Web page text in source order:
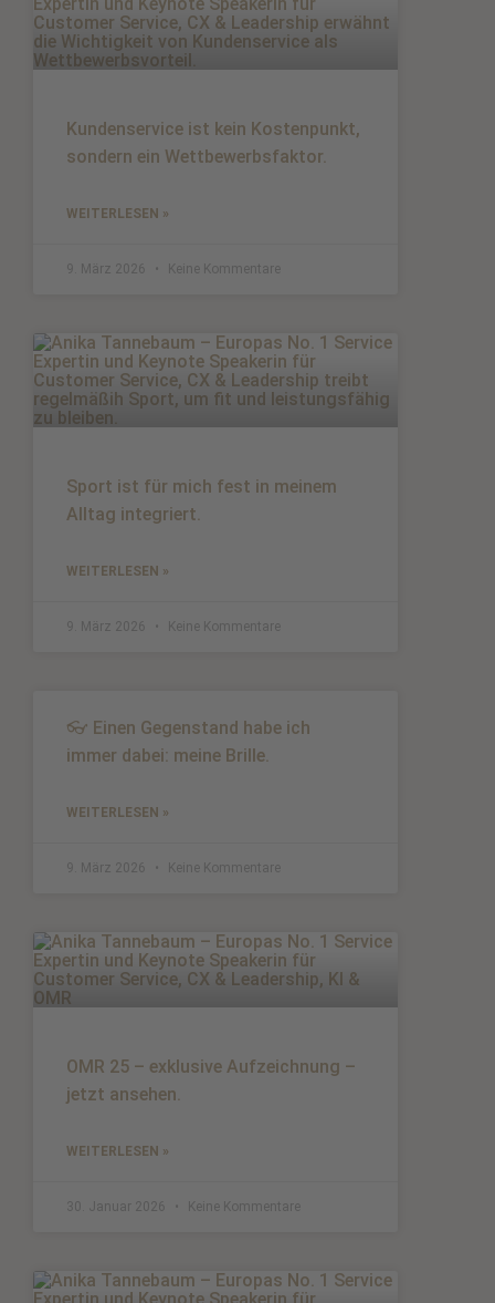
Kundenservice ist kein Kostenpunkt,
sondern ein Wettbewerbsfaktor.
WEITERLESEN »
9. März 2026 Keine Kommentare
Sport ist für mich fest in meinem
Alltag integriert.
WEITERLESEN »
9. März 2026 Keine Kommentare
👓 Einen Gegenstand habe ich
immer dabei: meine Brille.
WEITERLESEN »
9. März 2026 Keine Kommentare
OMR 25 – exklusive Aufzeichnung –
jetzt ansehen.
WEITERLESEN »
30. Januar 2026 Keine Kommentare